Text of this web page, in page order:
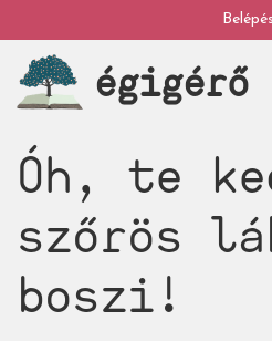
a
tartalomra
My
account
Belépés
égigérő
Óh, te
szőrös
boszi!